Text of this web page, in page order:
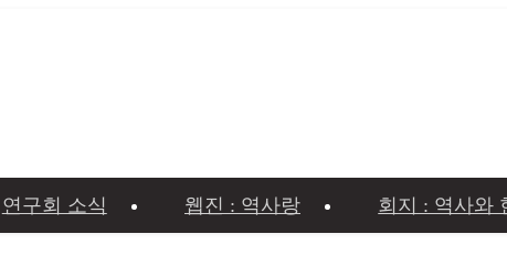
연구회 소식 웹진 : 역사랑 회지 : 역사와